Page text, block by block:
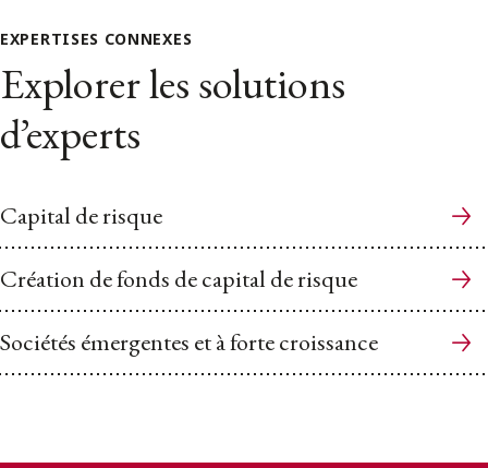
EXPERTISES CONNEXES
Explorer les solutions
d’experts
Capital de risque
Création de fonds de capital de risque
Sociétés émergentes et à forte croissance